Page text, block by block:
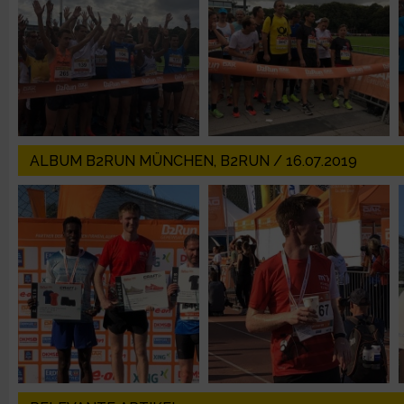
ALBUM B2RUN MÜNCHEN, B2RUN / 16.07.2019
IAB-Besonderheiten:
Verwendung genauer Standortdaten
Geräte anhand von aktiv angeforderten Informationen
Nicht-IAB-Verarbeitungszwecke:
Notwendig
Performance
Funktional
Werbung